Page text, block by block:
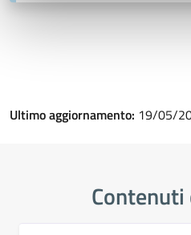
Ultimo aggiornamento: 19/05/